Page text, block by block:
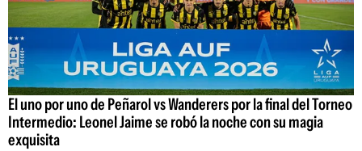
El uno por uno de Peñarol vs Wanderers por la final del Torneo
Intermedio: Leonel Jaime se robó la noche con su magia
exquisita